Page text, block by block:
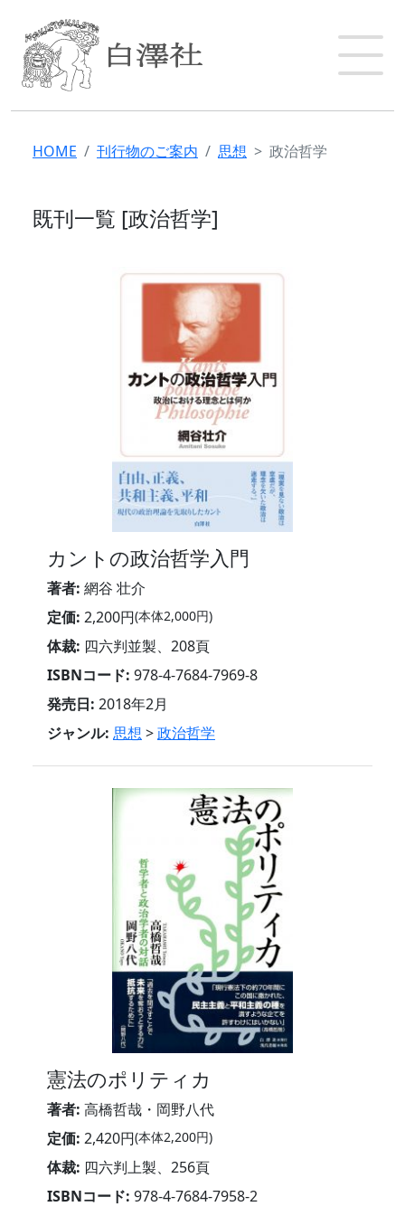
HOME 刊行物のご案内 思想 政治哲学
既刊一覧 [政治哲学]
カントの政治哲学入門
著者: 網谷 壮介
定価: 2,200円(本体2,000円)
体裁: 四六判並製、208頁
ISBNコード: 978-4-7684-7969-8
発売日: 2018年2月
ジャンル: 思想 >政治哲学
憲法のポリティカ
著者: 高橋哲哉・岡野八代
定価: 2,420円(本体2,200円)
体裁: 四六判上製、256頁
ISBNコード: 978-4-7684-7958-2